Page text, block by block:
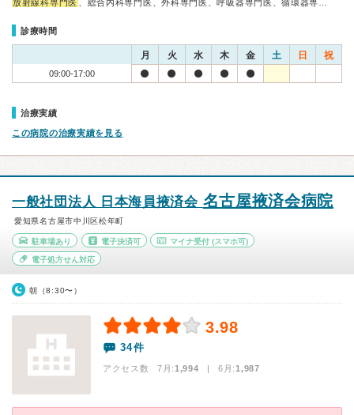
放射線科専門医 、総合内科専門医、外科専門医、呼吸器専門医、循環器専…
診療時間
月 火 水 木 金 土 日 祝
09:00-17:00
治療実績
この病院の治療実績を見る
一般社団法人 日本海員掖済会 名古屋掖済会病院
愛知県名古屋市中川区松年町
駐車場あり 電子決済可 マイナ受付 (スマホ可)
電子処方せん対応
朝（8:30〜）
3.98
34件
アクセス数 7月:1,994 | 6月:1,987